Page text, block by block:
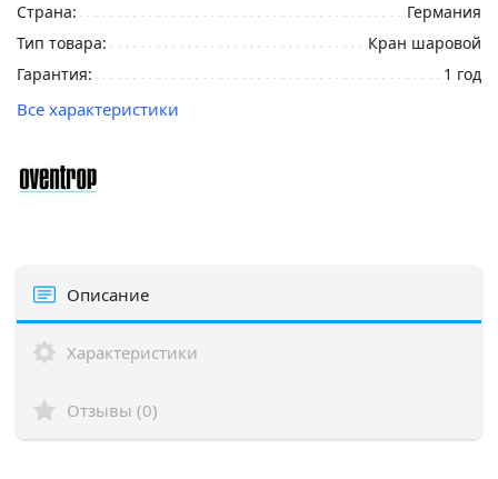
Страна:
Германия
Тип товара:
Кран шаровой
Гарантия:
1 год
Все характеристики
Описание
Характеристики
Отзывы (0)